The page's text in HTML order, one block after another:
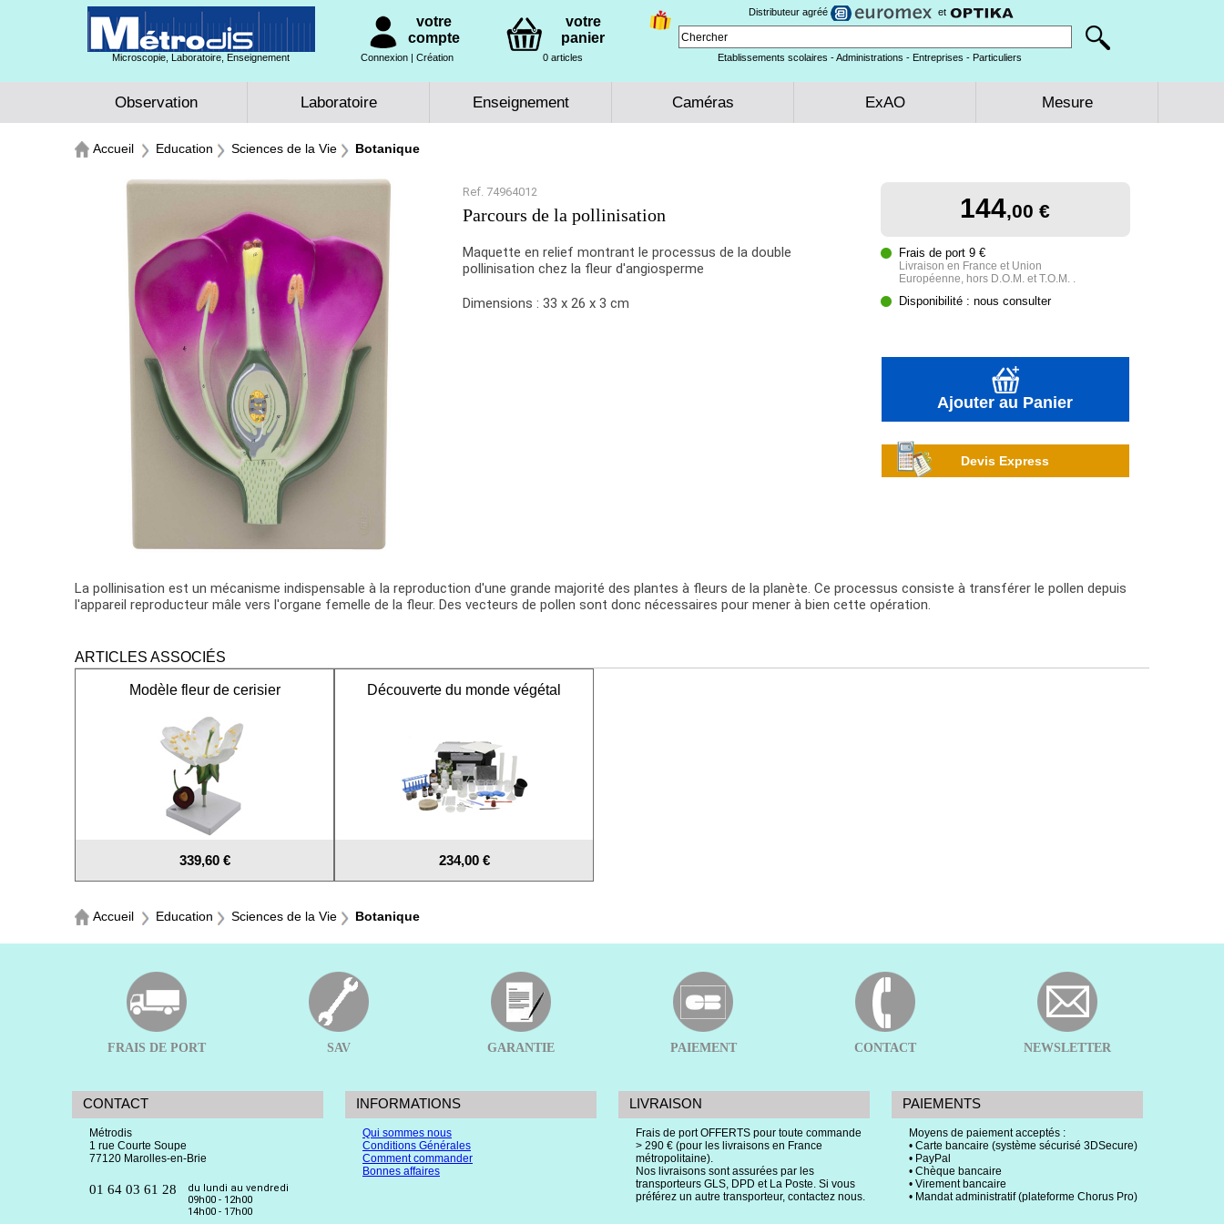
Microscopie, Laboratoire, Enseignement
votre
compte
Connexion | Création
votre
panier
0 articles
Distributeur agréé et
Etablissements scolaires - Administrations - Entreprises - Particuliers
Observation Laboratoire Enseignement Caméras ExAO Mesure
Accueil Education Sciences de la Vie Botanique
Ref. 74964012
Parcours de la pollinisation
Maquette en relief montrant le processus de la double
pollinisation chez la fleur d'angiosperme
Dimensions : 33 x 26 x 3 cm
144,00 €
Frais de port 9 €
Livraison en France et Union
Européenne, hors D.O.M. et T.O.M. .
Disponibilité : nous consulter
Ajouter au Panier
Devis Express
La pollinisation est un mécanisme indispensable à la reproduction d'une grande majorité des plantes à fleurs de la planète. Ce processus consiste à transférer le pollen depuis
l'appareil reproducteur mâle vers l'organe femelle de la fleur. Des vecteurs de pollen sont donc nécessaires pour mener à bien cette opération.
ARTICLES ASSOCIÉS
Modèle fleur de cerisier
339,60 €
Découverte du monde végétal
234,00 €
Accueil Education Sciences de la Vie Botanique
FRAIS DE PORT SAV GARANTIE PAIEMENT CONTACT NEWSLETTER
CONTACT
Métrodis
1 rue Courte Soupe
77120 Marolles-en-Brie
01 64 03 61 28
du lundi au vendredi
09h00 - 12h00
14h00 - 17h00
INFORMATIONS
Qui sommes nous
Conditions Générales
Comment commander
Bonnes affaires
LIVRAISON
Frais de port OFFERTS pour toute commande
> 290 € (pour les livraisons en France
métropolitaine).
Nos livraisons sont assurées par les
transporteurs GLS, DPD et La Poste. Si vous
préférez un autre transporteur, contactez nous.
PAIEMENTS
Moyens de paiement acceptés :
• Carte bancaire (système sécurisé 3DSecure)
• PayPal
• Chèque bancaire
• Virement bancaire
• Mandat administratif (plateforme Chorus Pro)